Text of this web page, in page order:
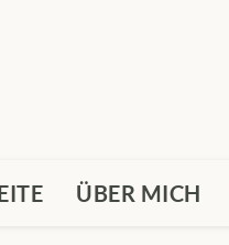
ÜBER MICH